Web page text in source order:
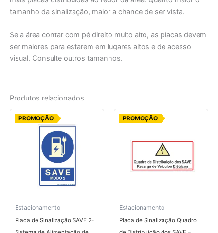
tamanho da sinalização, maior a chance de ser vista.
Se a área contar com pé direito muito alto, as placas devem
ser maiores para estarem em lugares altos e de acesso
visual. Consulte outros tamanhos.
Produtos relacionados
PROMOÇÃO
Estacionamento
Placa de Sinalização SAVE 2-
O
preço
original
era:
R$ 35,00.
atual
é:
R$ 31,50.
PROMOÇÃO
Estacionamento
Placa de Sinalização Quadro
O
preço
R$ 27,50.